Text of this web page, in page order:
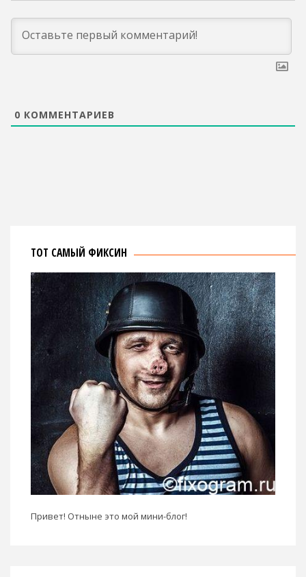
0 КОММЕНТАРИЕВ
ТОТ САМЫЙ ФИКСИН
Привет! Отныне это мой мини-блог!